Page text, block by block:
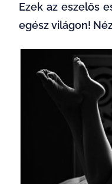
Ezek az eszelős
egész világon!